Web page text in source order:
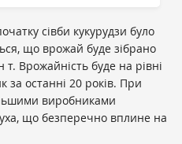
сівби кукурудзи було
що врожай буде зібрано
Врожайність буде на рівні
за останні 20 років. При
виробниками
що безперечно вплине на